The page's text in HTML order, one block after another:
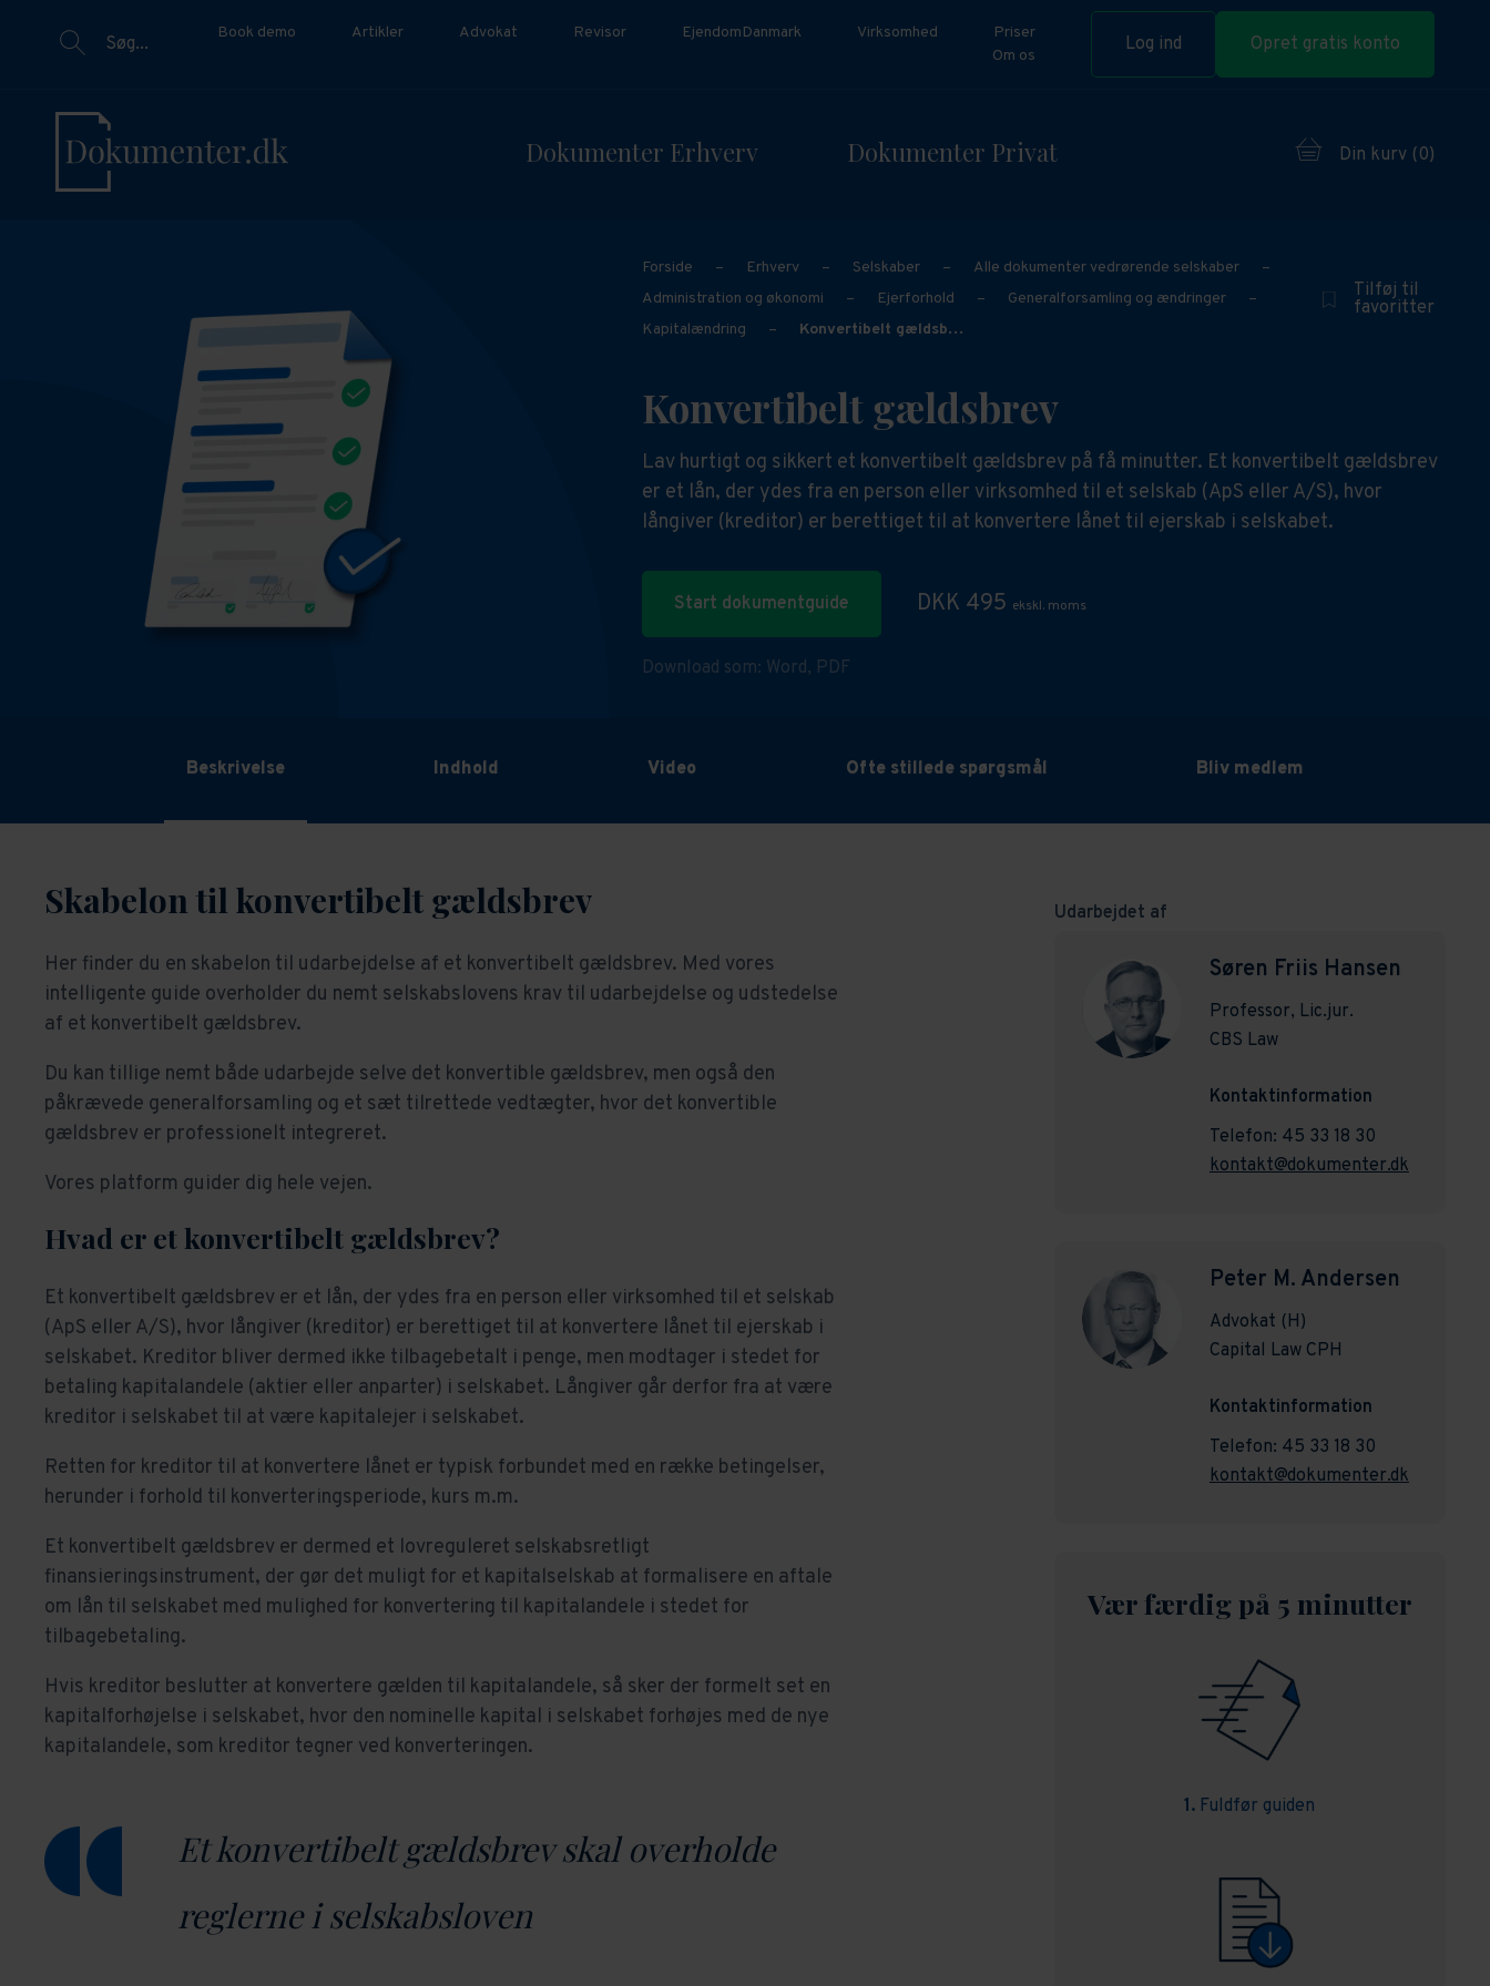
Søg...
Book demo Artikler Advokat Revisor EjendomDanmark Virksomhed
Priser
Om os
Log ind Opret gratis konto
Dokumenter Erhverv Dokumenter Privat Din kurv (0)
Forside – Erhverv – Selskaber – Alle dokumenter vedrørende selskaber
–
Administration og økonomi
– Ejerforhold – Generalforsamling og ændringer
–
Kapitalændring
– Konvertibelt gældsb…
Tilføj til
favoritter
Konvertibelt gældsbrev
Lav hurtigt og sikkert et konvertibelt gældsbrev på få minutter. Et konvertibelt gældsbrev
er et lån, der ydes fra en person eller virksomhed til et selskab (ApS eller A/S), hvor
långiver (kreditor) er berettiget til at konvertere lånet til ejerskab i selskabet.
Start dokumentguide DKK 495 ekskl. moms
Download som: Word, PDF
Beskrivelse Indhold Video Ofte stillede spørgsmål Bliv medlem
Skabelon til konvertibelt gældsbrev
Her finder du en skabelon til udarbejdelse af et konvertibelt gældsbrev. Med vores
intelligente guide overholder du nemt selskabslovens krav til udarbejdelse og udstedelse
af et konvertibelt gældsbrev.
Du kan tillige nemt både udarbejde selve det konvertible gældsbrev, men også den
påkrævede generalforsamling og et sæt tilrettede vedtægter, hvor det konvertible
gældsbrev er professionelt integreret.
Vores platform guider dig hele vejen.
Hvad er et konvertibelt gældsbrev?
Et konvertibelt gældsbrev er et lån, der ydes fra en person eller virksomhed til et selskab
(ApS eller A/S), hvor långiver (kreditor) er berettiget til at konvertere lånet til ejerskab i
selskabet. Kreditor bliver dermed ikke tilbagebetalt i penge, men modtager i stedet for
betaling kapitalandele (aktier eller anparter) i selskabet. Långiver går derfor fra at være
kreditor i selskabet til at være kapitalejer i selskabet.
Retten for kreditor til at konvertere lånet er typisk forbundet med en række betingelser,
herunder i forhold til konverteringsperiode, kurs m.m.
Et konvertibelt gældsbrev er dermed et lovreguleret selskabsretligt
finansieringsinstrument, der gør det muligt for et kapitalselskab at formalisere en aftale
om lån til selskabet med mulighed for konvertering til kapitalandele i stedet for
tilbagebetaling.
Hvis kreditor beslutter at konvertere gælden til kapitalandele, så sker der formelt set en
kapitalforhøjelse i selskabet, hvor den nominelle kapital i selskabet forhøjes med de nye
kapitalandele, som kreditor tegner ved konverteringen.
Et konvertibelt gældsbrev skal overholde
reglerne i selskabsloven
Udarbejdet af
Søren Friis Hansen
Professor, Lic.jur.
CBS Law
Kontaktinformation
Telefon: 45 33 18 30
kontakt@dokumenter.dk
Peter M. Andersen
Advokat (H)
Capital Law CPH
Kontaktinformation
Telefon: 45 33 18 30
kontakt@dokumenter.dk
Vær færdig på 5 minutter
1. Fuldfør guiden